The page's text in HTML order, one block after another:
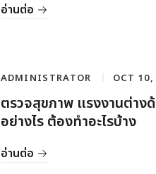
อ่านต่อ
ADMINISTRATOR OCT
ตรวจสุขภาพ แรงงานต่าง
อย่างไร ต้องทำอะไรบ้าง
อ่านต่อ